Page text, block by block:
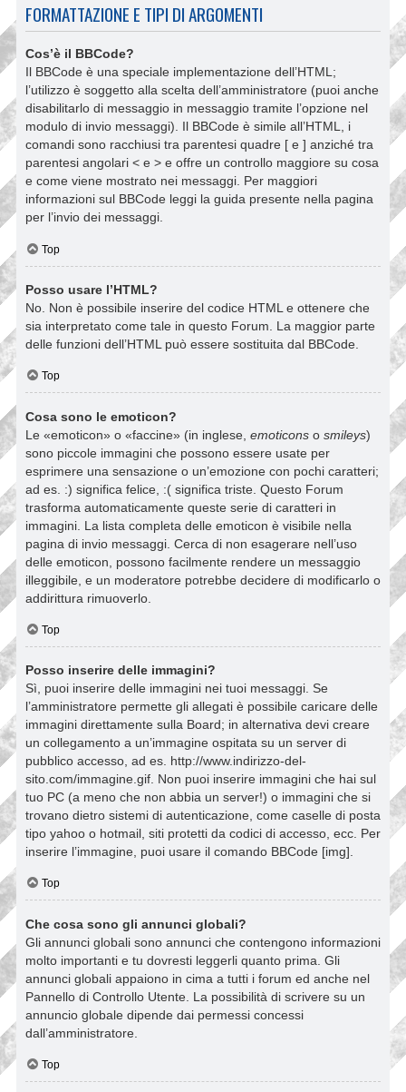
FORMATTAZIONE E TIPI DI ARGOMENTI
Cos’è il BBCode?
Il BBCode è una speciale implementazione dell’HTML;
l’utilizzo è soggetto alla scelta dell’amministratore (puoi anche
disabilitarlo di messaggio in messaggio tramite l’opzione nel
modulo di invio messaggi). Il BBCode è simile all’HTML, i
comandi sono racchiusi tra parentesi quadre [ e ] anziché tra
parentesi angolari < e > e offre un controllo maggiore su cosa
e come viene mostrato nei messaggi. Per maggiori
informazioni sul BBCode leggi la guida presente nella pagina
per l’invio dei messaggi.
Top
Posso usare l’HTML?
No. Non è possibile inserire del codice HTML e ottenere che
sia interpretato come tale in questo Forum. La maggior parte
delle funzioni dell’HTML può essere sostituita dal BBCode.
Top
Cosa sono le emoticon?
Le «emoticon» o «faccine» (in inglese, emoticons o smileys)
sono piccole immagini che possono essere usate per
esprimere una sensazione o un’emozione con pochi caratteri;
ad es. :) significa felice, :( significa triste. Questo Forum
trasforma automaticamente queste serie di caratteri in
immagini. La lista completa delle emoticon è visibile nella
pagina di invio messaggi. Cerca di non esagerare nell’uso
delle emoticon, possono facilmente rendere un messaggio
illeggibile, e un moderatore potrebbe decidere di modificarlo o
addirittura rimuoverlo.
Top
Posso inserire delle immagini?
Sì, puoi inserire delle immagini nei tuoi messaggi. Se
l’amministratore permette gli allegati è possibile caricare delle
immagini direttamente sulla Board; in alternativa devi creare
un collegamento a un’immagine ospitata su un server di
pubblico accesso, ad es. http://www.indirizzo-del-
sito.com/immagine.gif. Non puoi inserire immagini che hai sul
tuo PC (a meno che non abbia un server!) o immagini che si
trovano dietro sistemi di autenticazione, come caselle di posta
tipo yahoo o hotmail, siti protetti da codici di accesso, ecc. Per
inserire l’immagine, puoi usare il comando BBCode [img].
Top
Che cosa sono gli annunci globali?
Gli annunci globali sono annunci che contengono informazioni
molto importanti e tu dovresti leggerli quanto prima. Gli
annunci globali appaiono in cima a tutti i forum ed anche nel
Pannello di Controllo Utente. La possibilità di scrivere su un
annuncio globale dipende dai permessi concessi
dall’amministratore.
Top